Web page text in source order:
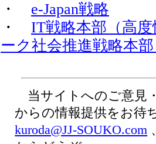
・ e-Japan戦略
・ IT戦略本部（高
ーク社会推進戦略本
当サイトへのご意見
からの情報提供をお待
kuroda@JJ-SOUKO.com